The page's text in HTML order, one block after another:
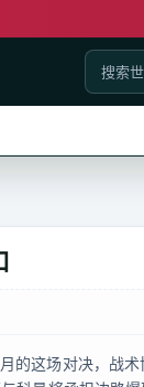
的这场对决，战